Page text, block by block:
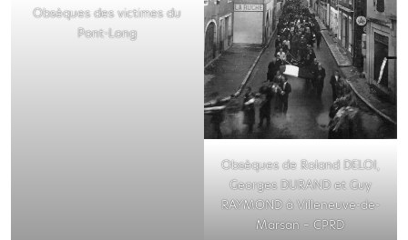
Obsèques des victimes du
Pont-Long
Obsèques de Roland DELOI,
Georges DURAND et Guy
RAYMOND à Villeneuve-de-
Marsan – CPRD